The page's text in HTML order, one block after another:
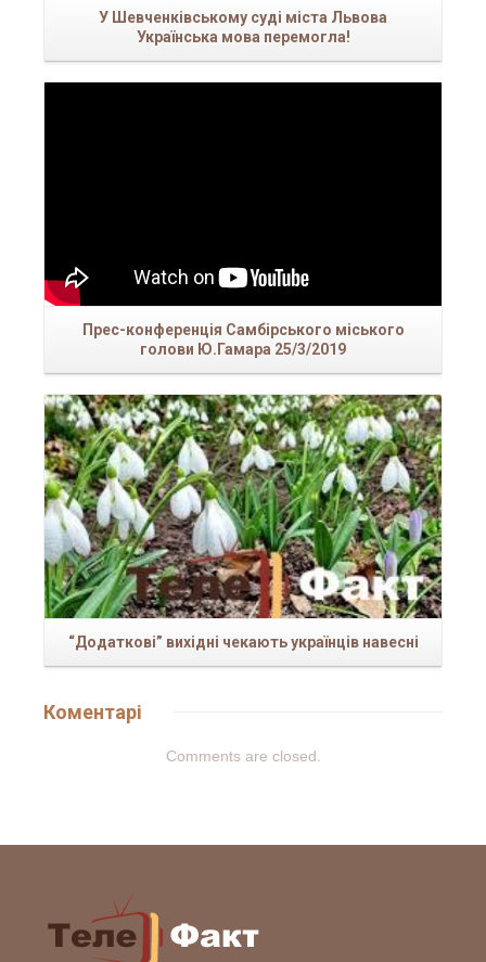
У Шевченківському суді міста Львова
Українська мова перемогла!
Прес-конференція Самбірського міського
голови Ю.Гамара 25/3/2019
“Додаткові” вихідні чекають українців навесні
Коментарі
Comments are closed.